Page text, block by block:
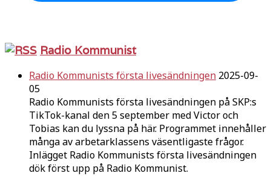
Radio Kommunist
Radio Kommunists första livesändningen 2025-09-
05
Radio Kommunists första livesändningen på SKP:s
TikTok-kanal den 5 september med Victor och
Tobias kan du lyssna på här. Programmet innehåller
många av arbetarklassens väsentligaste frågor.
Inlägget Radio Kommunists första livesändningen
dök först upp på Radio Kommunist.